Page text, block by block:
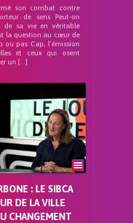
son combat contre
de sens Peut-on
de sa vie en véritable
la question au cœur de
ou pas Cap, l’émission
et ceux qui osent
un […]
: LE SIBCA
DE LA VILLE
CHANGEMENT